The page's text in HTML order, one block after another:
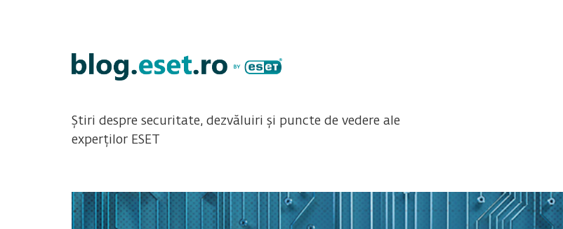
Știri despre securitate, dezvăluiri și puncte de vedere ale
experților ESET